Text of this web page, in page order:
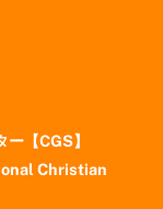
【CGS】
Christian